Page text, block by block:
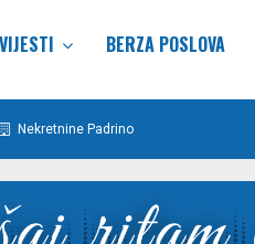
VIJESTI BERZA POSLOVA
Nekretnine Padrino